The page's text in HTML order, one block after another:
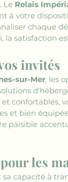
Le Relais
à votre
chaque
la satisfaction
invités
sur-Mer, les
confortables,
et bien
paisible
les
capacité à